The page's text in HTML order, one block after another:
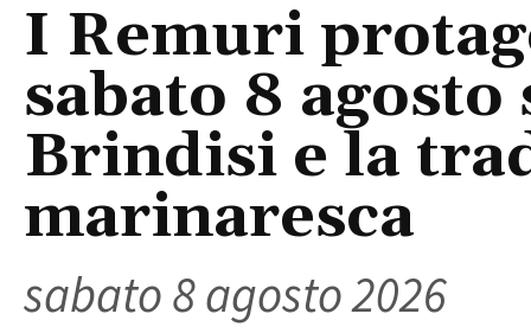
I Remuri
sabato 8
Brindisi e la
marinaresca
sabato 8 agosto 2026